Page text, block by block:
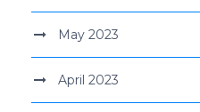
May 2023
April 2023